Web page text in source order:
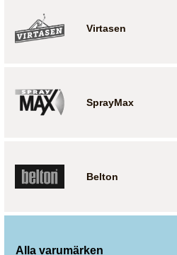
Virtasen
SprayMax
Belton
Alla varumärken